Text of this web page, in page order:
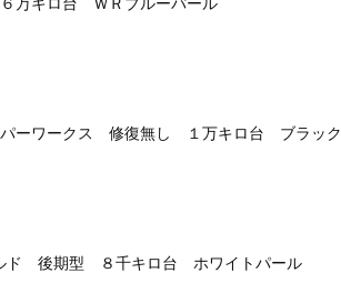
ーワークス 修復無し １万キロ台 ブラック
後期型 ８千キロ台 ホワイトパール